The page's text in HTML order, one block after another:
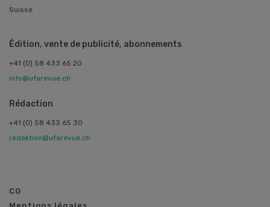
Suisse
Édition, vente de publicité, abonnements
+41 (0) 58 433 65 20
info@ufarevue.ch
Rédaction
+41 (0) 58 433 65 30
redaktion@ufarevue.ch
CG
Mentions légales